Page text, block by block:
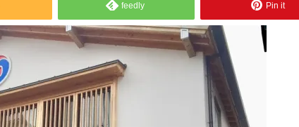
feedly Pin it